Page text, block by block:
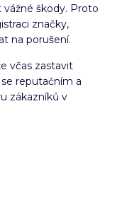
škody. Proto
značky,
na porušení.
včas zastavit
reputačním a
zákazníků v